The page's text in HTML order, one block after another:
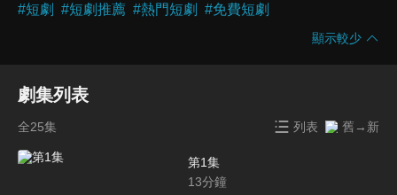
#短劇 #短劇推薦 #熱門短劇 #免費短劇
顯示較少
劇集列表
全25集 列表 舊→新
第1集
13分鐘